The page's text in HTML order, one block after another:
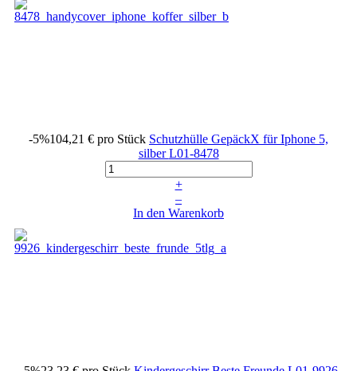
-5%104,21 € pro Stück Schutzhülle GepäckX für Iphone 5,
silberL01-8478
+
–
In den Warenkorb